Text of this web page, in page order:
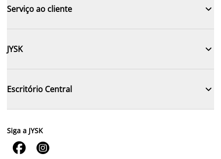
Serviço ao cliente 
JYSK 
Escritório Central 
Siga a JYSK
 